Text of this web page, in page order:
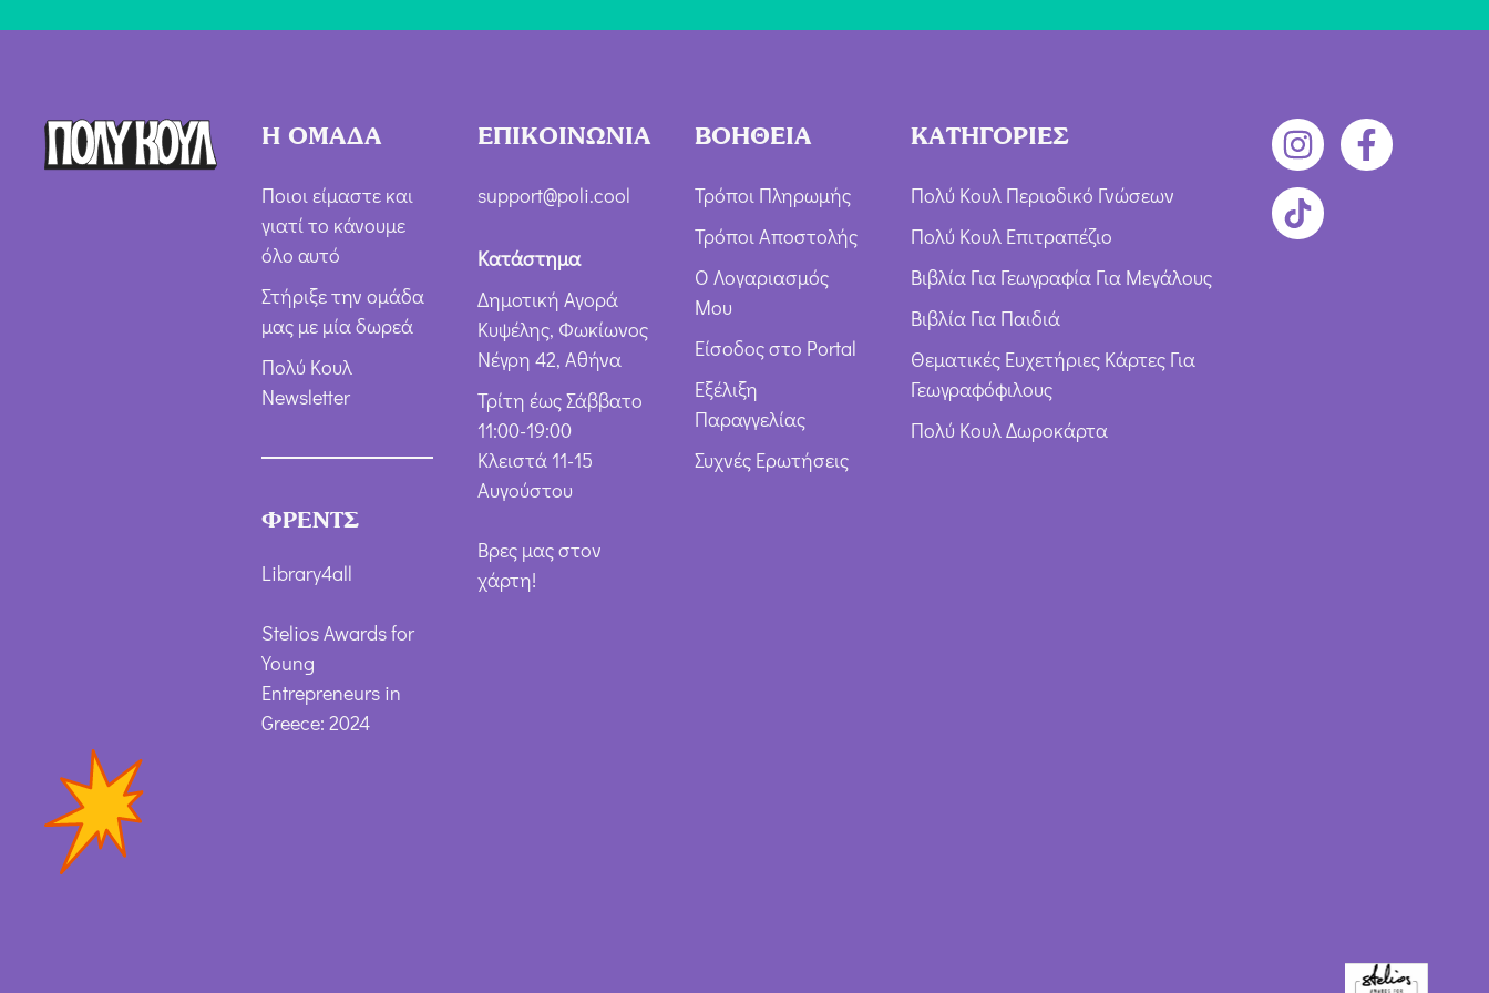
δ
ή
ρ
Η ΟΜΑΔΑ
Ποιοι είμαστε και
γιατί το κάνουμε
όλο αυτό
Στήριξε την ομάδα
μας με μία δωρεά
Πολύ Κουλ
Newsletter
ΦΡΕΝΤΣ
Library4all
Stelios Awards for
Young
Entrepreneurs in
Greece: 2024
ΕΠΙΚΟΙΝΩΝΙΑ
support@poli.cool
Κατάστημα
Δημοτική Αγορά
Κυψέλης, Φωκίωνος
Νέγρη 42, Αθήνα
Τρίτη έως Σάββατο
11:00-19:00
Κλειστά 11-15
Αυγούστου
Βρες μας στον
χάρτη!
ΒΟΗΘΕΙΑ
Τρόποι Πληρωμής
Τρόποι Αποστολής
Ο Λογαριασμός
Μου
Είσοδος στο Portal
Εξέλιξη
Παραγγελίας
Συχνές Ερωτήσεις
ΚΑΤΗΓΟΡΙΕΣ
Πολύ Κουλ Περιοδικό Γνώσεων
Πολύ Κουλ Επιτραπέζιο
Βιβλία Για Γεωγραφία Για Μεγάλους
Βιβλία Για Παιδιά
Θεματικές Ευχετήριες Κάρτες Για
Γεωγραφόφιλους
Πολύ Κουλ Δωροκάρτα